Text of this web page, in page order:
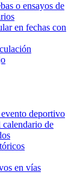
o ensayos de
en fechas con
deportivo
de
en vías